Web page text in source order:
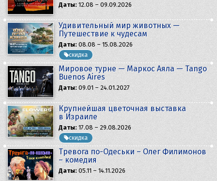
Даты: 12.08 – 09.09.2026
Удивительный мир животных —
Путешествие к чудесам
Даты: 08.08 – 15.08.2026
скидка
Мировое турне — Маркос Аяла — Tango
Buenos Aires
Даты: 09.01 – 24.01.2027
Крупнейшая цветочная выставка
в Израиле
Даты: 17.08 – 29.08.2026
скидка
Тревога по-Одеськи – Олег Филимонов
– комедия
Даты: 05.11 – 14.11.2026